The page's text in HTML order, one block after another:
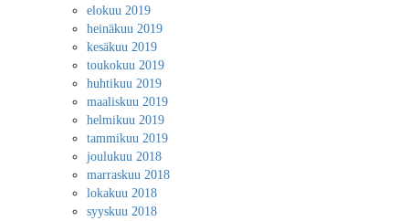
elokuu 2019
heinäkuu 2019
kesäkuu 2019
toukokuu 2019
huhtikuu 2019
maaliskuu 2019
helmikuu 2019
tammikuu 2019
joulukuu 2018
marraskuu 2018
lokakuu 2018
syyskuu 2018